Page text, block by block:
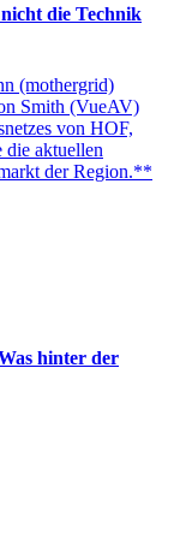
die Technik
hinter der